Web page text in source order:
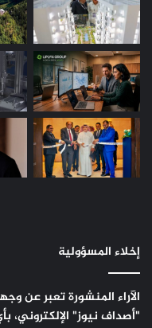
إخلاء المسؤولية
الآراء المنشورة تعبر عن
"أصداف نيوز" الإلكتروني،